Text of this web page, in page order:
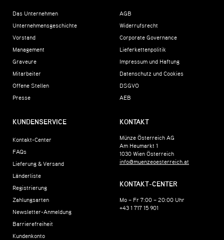
Das Unternehmen
Unternehmensgeschichte
Vorstand
Management
Graveure
Mitarbeiter
Offene Stellen
Presse
AGB
Widerrufsrecht
Corporate Governance
Lieferkettenpolitik
Impressum und Haftung
Datenschutz und Cookies
DSGVO
AEB
KUNDENSERVICE
Kontakt-Center
FAQs
Lieferung & Versand
Länderliste
Registrierung
Zahlungsarten
Newsletter-Anmeldung
Barrierefreiheit
Kundenkonto
KONTAKT
Münze Österreich AG
Am Heumarkt 1
1030 Wien Österreich
info@muenzeoesterreich.at
KONTAKT-CENTER
Mo – Fr 7:00 – 20:00 Uhr
+43 1 717 15 901